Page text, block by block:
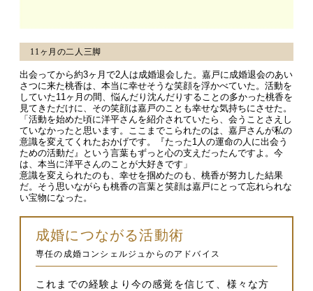
11ヶ月の二人三脚
出会ってから約3ヶ月で2人は成婚退会した。嘉戸に成婚退会のあい
さつに来た桃香は、本当に幸せそうな笑顔を浮かべていた。活動を
していた11ヶ月の間、悩んだり沈んだりすることの多かった桃香を
見てきただけに、その笑顔は嘉戸のことも幸せな気持ちにさせた。
「活動を始めた頃に洋平さんを紹介されていたら、会うことさえし
ていなかったと思います。ここまでこられたのは、嘉戸さんが私の
意識を変えてくれたおかげです。『たった1人の運命の人に出会う
ための活動だ』という言葉もずっと心の支えだったんですよ。今
は、本当に洋平さんのことが大好きです」
意識を変えられたのも、幸せを掴めたのも、桃香が努力した結果
だ。そう思いながらも桃香の言葉と笑顔は嘉戸にとって忘れられな
い宝物になった。
成婚につながる活動術
専任の成婚コンシェルジュからのアドバイス
これまでの経験より今の感覚を信じて、様々な方